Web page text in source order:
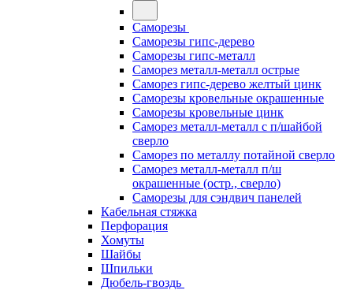
Саморезы
Саморезы гипс-дерево
Саморезы гипс-металл
Саморез металл-металл острые
Саморез гипс-дерево желтый цинк
Саморезы кровельные окрашенные
Саморезы кровельные цинк
Саморез металл-металл с п/шайбой
сверло
Саморез по металлу потайной сверло
Саморез металл-металл п/ш
окрашенные (остр., сверло)
Саморезы для сэндвич панелей
Кабельная стяжка
Перфорация
Хомуты
Шайбы
Шпильки
Дюбель-гвоздь